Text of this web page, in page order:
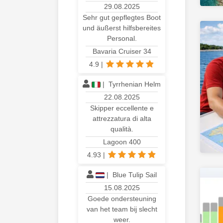
29.08.2025
Sehr gut gepflegtes Boot
und äußerst hilfsbereites
Personal.
Bavaria Cruiser 34
4.9 |
| Tyrrhenian Helm
22.08.2025
Skipper eccellente e
attrezzatura di alta
qualità.
Lagoon 400
4.93 |
|
Blue Tulip Sail
15.08.2025
Goede ondersteuning
van het team bij slecht
weer.